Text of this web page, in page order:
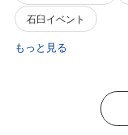
石臼イベント
もっと見る